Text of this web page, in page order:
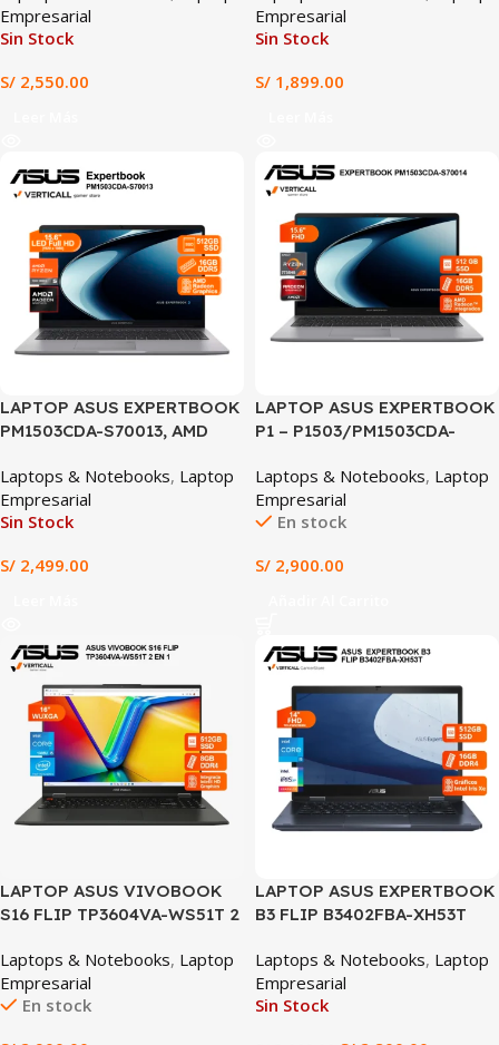
FHD, Wi-Fi 6
Empresarial
Sin Stock
S/ 2,550.00
(Regalo: funda + mouse +
protector de teclado)
Empresarial
Sin Stock
S/ 1,899.00
LAPTOP ASUS EXPERTBOOK
PM1503CDA-S70013, AMD
DDR5, 512GB SSD PCIe
NVMe, AMD Radeon™
Graphics, 15.6” Full HD,
Laptops & Notebooks, Laptop
Empresarial
Sin Stock
S/ 2,499.00
LAPTOP ASUS EXPERTBOOK
P1 – P1503/PM1503CDA-
GB DDR5, 512GB SSD, 15.6″
FHD IPS, Win 11 Pro
Laptops & Notebooks, Laptop
Empresarial
En stock
S/ 2,900.00
LAPTOP ASUS VIVOBOOK
S16 FLIP TP3604VA-WS51T 2
16GB RAM DDR4, 512GB SSD,
16″ WUXGA TOUCHSCREEN,
WIN 11
Laptops & Notebooks, Laptop
Empresarial
En stock
SALE
LAPTOP ASUS EXPERTBOOK
B3 FLIP B3402FBA-XH53T
DDR4, 512 SSD, 14″ FHD,
TOUSCHSCREEN, WIN 11
PRO
Laptops & Notebooks, Laptop
Empresarial
Sin Stock